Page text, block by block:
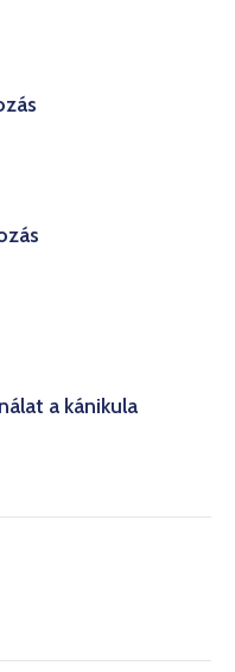
a kánikula